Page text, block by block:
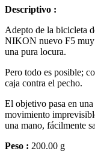
Descriptivo :
Adepto de la bicicleta
NIKON nuevo F5 muy
una pura locura.
Pero todo es posible;
caja contra el pecho.
El objetivo pasa en
movimiento
una mano, fácilmente
Peso : 200.00 g